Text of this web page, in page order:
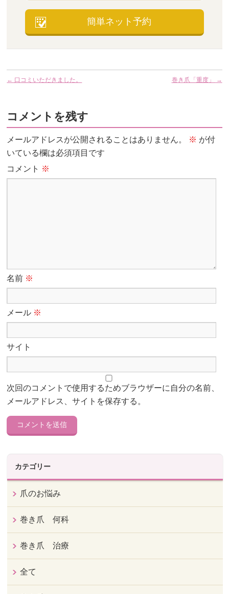
簡単ネット予約
← 口コミいただきました。 巻き爪「重度」 →
コメントを残す
メールアドレスが公開されることはありません。 ※ が付
いている欄は必須項目です
コメント ※
名前 ※
メール ※
サイト
次回のコメントで使用するためブラウザーに自分の名前、
メールアドレス、サイトを保存する。
カテゴリー
爪のお悩み
巻き爪 何科
巻き爪 治療
全て